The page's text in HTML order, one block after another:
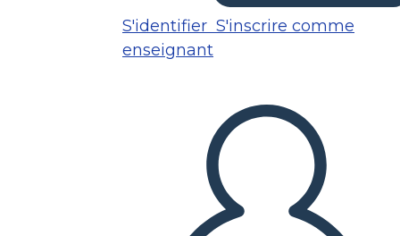
S'identifier S'inscrire comme
enseignant